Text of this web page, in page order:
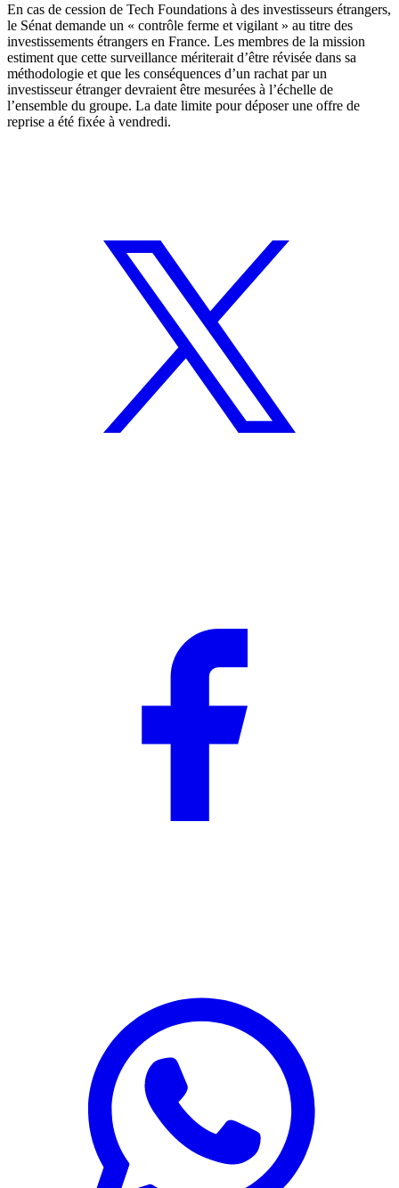
En cas de cession de Tech Foundations à des investisseurs étrangers,
le Sénat demande un « contrôle ferme et vigilant » au titre des
investissements étrangers en France. Les membres de la mission
estiment que cette surveillance mériterait d’être révisée dans sa
méthodologie et que les conséquences d’un rachat par un
investisseur étranger devraient être mesurées à l’échelle de
l’ensemble du groupe. La date limite pour déposer une offre de
reprise a été fixée à vendredi.